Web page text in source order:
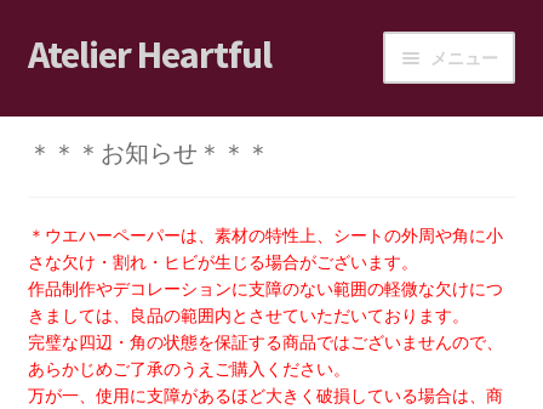
ナ
ビ
ン
へ
ス
キ
ッ
プ
コ
ン
ス
キ
ッ
プ
Atelier Heartful メニュー
ホーム
カート
ログイン/マイアカウント
ショップご利用案内
＊＊＊お知らせ＊＊＊
＊ウエハーペーパーは、素材の特性上、シートの外周や角に小
さな欠け・割れ・ヒビが生じる場合がございます。
作品制作やデコレーションに支障のない範囲の軽微な欠けにつ
きましては、良品の範囲内とさせていただいております。
完璧な四辺・角の状態を保証する商品ではございませんので、
あらかじめご了承のうえご購入ください。
万が一、使用に支障があるほど大きく破損している場合は、商